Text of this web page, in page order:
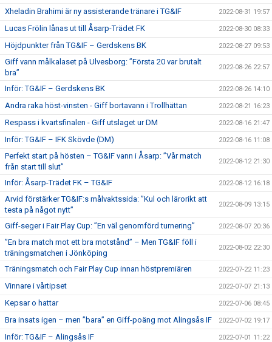
Xheladin Brahimi är ny assisterande tränare i TG&IF 2022-08-31 19:57
Lucas Frölin lånas ut till Åsarp-Trädet FK 2022-08-30 08:33
Höjdpunkter från TG&IF – Gerdskens BK 2022-08-27 09:53
Giff vann målkalaset på Ulvesborg: ”Första 20 var brutalt
bra”
2022-08-26 22:57
Inför: TG&IF – Gerdskens BK 2022-08-26 14:10
Andra raka höst-vinsten - Giff bortavann i Trollhättan 2022-08-21 16:23
Respass i kvartsfinalen - Giff utslaget ur DM 2022-08-16 21:47
Inför: TG&IF – IFK Skövde (DM) 2022-08-16 11:08
Perfekt start på hösten – TG&IF vann i Åsarp: ”Vår match
från start till slut”
2022-08-12 21:30
Inför: Åsarp-Trädet FK – TG&IF 2022-08-12 16:18
Arvid förstärker TG&IF:s målvaktssida: ”Kul och lärorikt att
testa på något nytt”
2022-08-09 13:15
Giff-seger i Fair Play Cup: ”En väl genomförd turnering” 2022-08-07 20:36
”En bra match mot ett bra motstånd” – Men TG&IF föll i
träningsmatchen i Jönköping
2022-08-02 22:30
Träningsmatch och Fair Play Cup innan höstpremiären 2022-07-22 11:23
Vinnare i vårtipset 2022-07-07 21:13
Kepsar o hattar 2022-07-06 08:45
Bra insats igen – men ”bara” en Giff-poäng mot Alingsås IF 2022-07-02 19:17
Inför: TG&IF – Alingsås IF 2022-07-01 11:22